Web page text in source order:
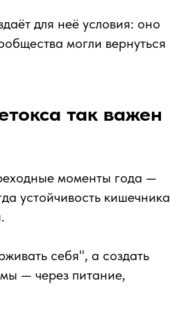
для неё условия: оно
могли вернуться
так важен
моменты года —
устойчивость кишечника
себя", а создать
— через питание,